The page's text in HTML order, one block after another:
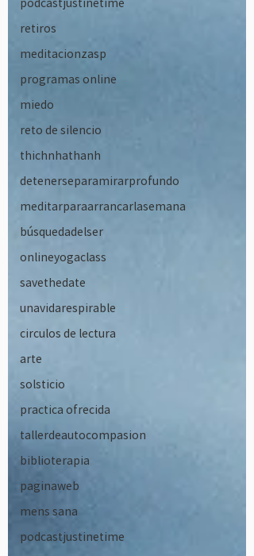
retiros
meditacionzasp
programas online
miedo
reto de silencio
thichnhathanh
detenerseparamirarprofundo
meditarparaarrancarlasemana
búsquedadelser
onlineyogaclass
savethedate
unavidarespirable
circulos de lectura
arte
solsticio
practica ofrecida
tallerdeautocompasion
biblioterapia
paginaweb
mens sana
podcastjustinetime